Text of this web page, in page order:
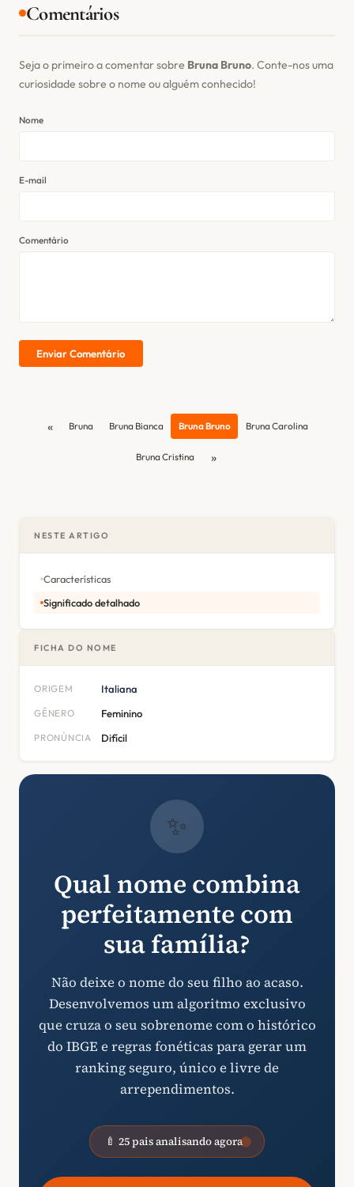
Comentários
Seja o primeiro a comentar sobre Bruna Bruno. Conte-nos uma
curiosidade sobre o nome ou alguém conhecido!
Nome
E-mail
Comentário
Enviar Comentário
« Bruna Bruna Bianca Bruna Bruno Bruna Carolina
Bruna Cristina »
NESTE ARTIGO
Características
Significado detalhado
FICHA DO NOME
ORIGEM Italiana
GÊNERO Feminino
PRONÚNCIA Difícil
✨
Qual nome combina
perfeitamente com
sua família?
Não deixe o nome do seu filho ao acaso.
Desenvolvemos um algoritmo exclusivo
que cruza o seu sobrenome com o histórico
do IBGE e regras fonéticas para gerar um
ranking seguro, único e livre de
arrependimentos.
🍼 25 pais analisando agora